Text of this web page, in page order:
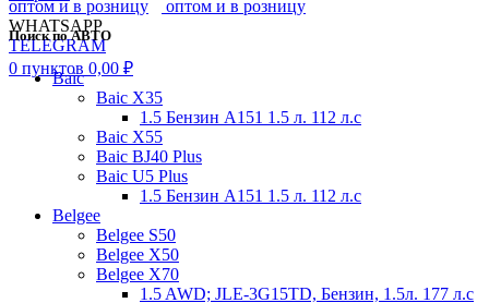
WHATSAPP
TELEGRAM
0 пунктов 0,00 ₽
Поиск по АВТО
Baic
Baic X35
1.5 Бензин A151 1.5 л. 112 л.с
Baic X55
Baic BJ40 Plus
Baic U5 Plus
1.5 Бензин A151 1.5 л. 112 л.с
Belgee
Belgee S50
Belgee X50
Belgee X70
1.5 AWD; JLE-3G15TD, Бензин, 1.5л. 177 л.с